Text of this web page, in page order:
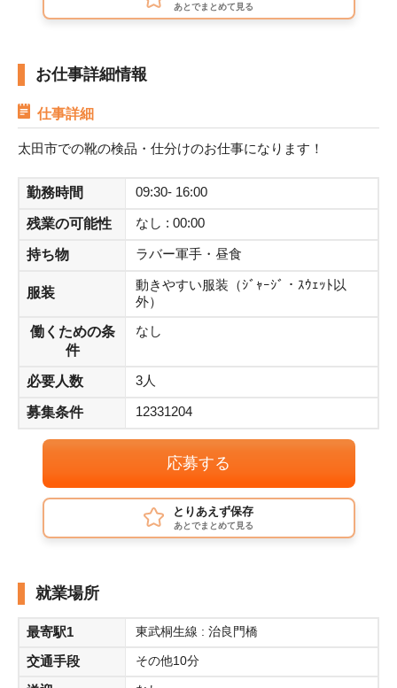
あとでまとめて見る
お仕事詳細情報
仕事詳細
太田市での靴の検品・仕分けのお仕事になります！
勤務時間 09:30- 16:00
残業の可能性 なし : 00:00
持ち物 ラバー軍手・昼食
服装
動きやすい服装（ｼﾞｬｰｼﾞ・ｽｳｪｯﾄ以
外）
働くための条
件
なし
必要人数 3人
募集条件 12331204
応募する
とりあえず保存
あとでまとめて見る
就業場所
最寄駅1 東武桐生線 : 治良門橋
交通手段 その他10分